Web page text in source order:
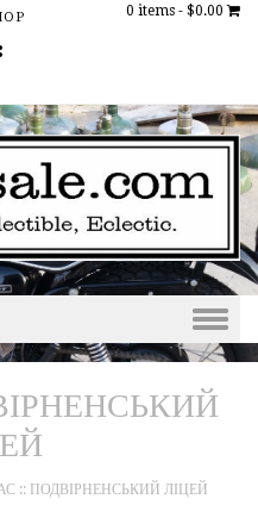
0 items - $0.00
:: ПОДВІРНЕНСЬКИЙ ЛІЦЕЙ